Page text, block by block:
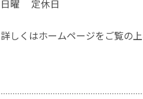
日曜 定休日
詳しくはホームページをご覧の